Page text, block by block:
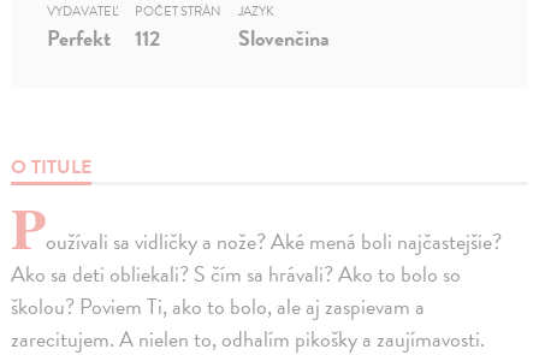
O TITULE
Používali sa vidličky a nože? Aké mená boli najčastejšie?
Ako sa deti obliekali? S čím sa hrávali? Ako to bolo so
školou? Poviem Ti, ako to bolo, ale aj zaspievam a
zarecitujem. A nielen to, odhalím pikošky a zaujímavosti.
VYDAVATEĽ
Perfekt
POČET STRÁN
112
JAZYK
Slovenčina